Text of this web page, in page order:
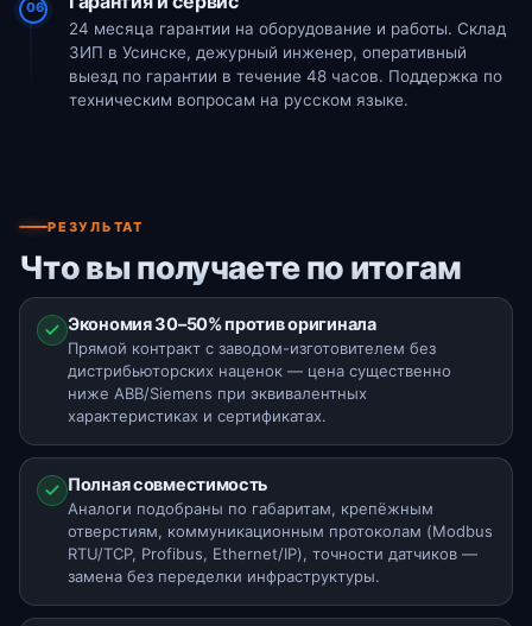
06
24 месяца гарантии на оборудование и работы. Склад
ЗИП в Усинске, дежурный инженер, оперативный
выезд по гарантии в течение 48 часов. Поддержка по
техническим вопросам на русском языке.
РЕЗУЛЬТАТ
Что вы получаете по итогам
Экономия 30–50% против оригинала
Прямой контракт с заводом-изготовителем без
дистрибьюторских наценок — цена существенно
ниже ABB/Siemens при эквивалентных
характеристиках и сертификатах.
Полная совместимость
Аналоги подобраны по габаритам, крепёжным
отверстиям, коммуникационным протоколам (Modbus
RTU/TCP, Profibus, Ethernet/IP), точности датчиков —
замена без переделки инфраструктуры.